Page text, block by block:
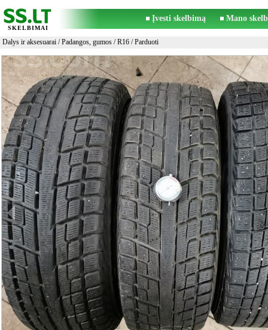
SKELBIMAI
Įvesti skelbimą Mano
Dalys ir aksesuarai /Padangos, gumos /R16 / Parduoti